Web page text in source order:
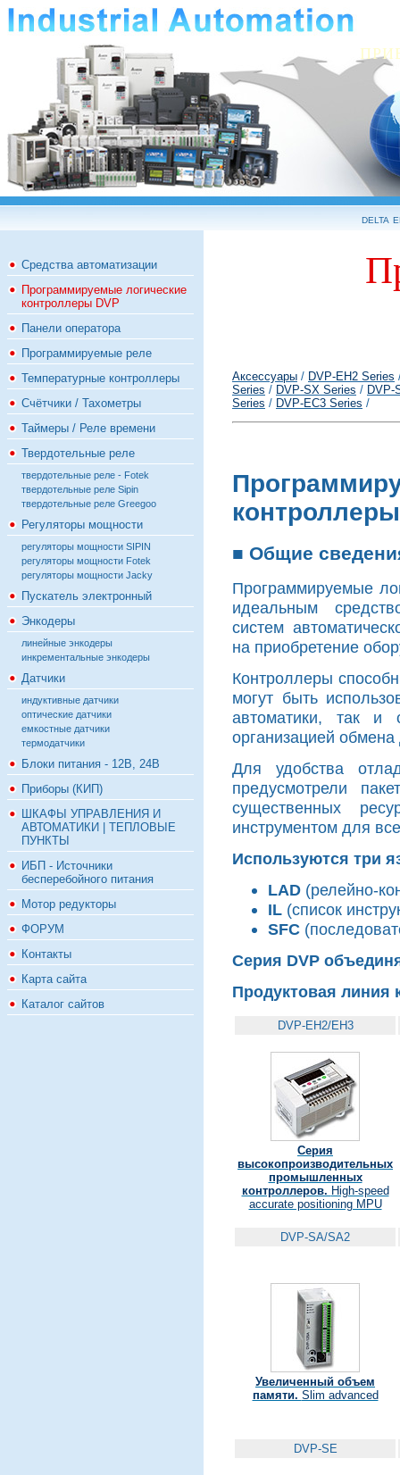
delta
Средства автоматизации
Программируемые логические
контроллеры DVP
Панели оператора
Программируемые реле
Температурные контроллеры
Счётчики / Тахометры
Таймеры / Реле времени
Твердотельные реле
твердотельные реле - Fotek
твердотельные реле Sipin
твердотельные реле Greegoo
Регуляторы мощности
регуляторы мощности SIPIN
регуляторы мощности Fotek
регуляторы мощности Jacky
Пускатель электронный
Энкодеры
линейные энкодеры
инкрементальные энкодеры
Датчики
индуктивные датчики
оптические датчики
емкостные датчики
термодатчики
Блоки питания - 12В, 24В
Приборы (КИП)
ШКАФЫ УПРАВЛЕНИЯ И
АВТОМАТИКИ | ТЕПЛОВЫЕ
ПУНКТЫ
ИБП - Источники
бесперебойного питания
Мотор редукторы
ФОРУМ
Контакты
Карта сайта
Каталог сайтов
Аксессуары / DVP-EH2 Series
Series / DVP-SX Series / DVP-
Series / DVP-EC3 Series /
■ Общие
Программируемые
идеальным
систем
на приобретение
Контроллеры
могут быть
автоматики, так и
организацией
Для удобства
предусмотрели
существенных
инструментом для
Используются три
LAD (релейно-
IL (список
SFC
Серия DVP
Продуктовая линия
DVP-EH2/EH3
Серия
высокопроизводительных
промышленных
контроллеров. High-speed
accurate positioning MPU
DVP-SA/SA2
Увеличенный объем
памяти. Slim advanced
DVP-SE